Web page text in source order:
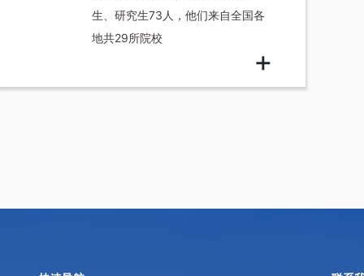
生、研究生73人，他们来自全国各
地共29所院校
+